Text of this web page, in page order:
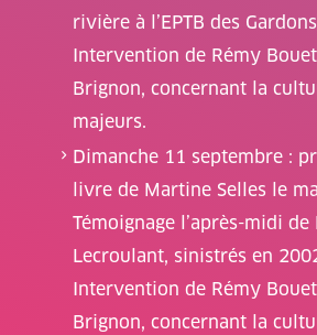
rivière à l’EPTB des
Intervention de Rémy
Brignon, concernant la
majeurs.
Dimanche 11 septembre :
livre de Martine Selles le
Témoignage l’après-midi
Lecroulant, sinistrés en
Intervention de Rémy
Brignon, concernant la